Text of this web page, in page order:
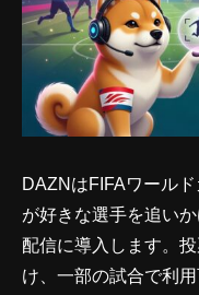
DAZNはFIFAワール
が好きな選手を追い
配信に導入します。
け、一部の試合で利